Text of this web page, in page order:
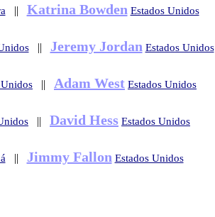
|| Katrina Bowden Estados Unidos
|| Jeremy Jordan Estados Unidos
|| Adam West Estados Unidos
|| David Hess Estados Unidos
|| Jimmy Fallon Estados Unidos